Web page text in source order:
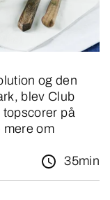
og den
blev Club
på
om
35min